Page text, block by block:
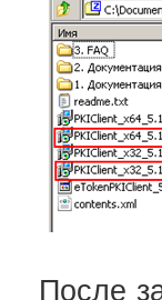
После